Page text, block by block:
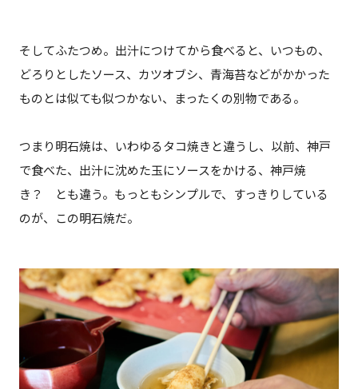
そしてふたつめ。出汁につけてから食べると、いつもの、
どろりとしたソース、カツオブシ、青海苔などがかかった
ものとは似ても似つかない、まったくの別物である。
つまり明石焼は、いわゆるタコ焼きと違うし、以前、神戸
で食べた、出汁に沈めた玉にソースをかける、神戸焼
き？ とも違う。もっともシンプルで、すっきりしている
のが、この明石焼だ。